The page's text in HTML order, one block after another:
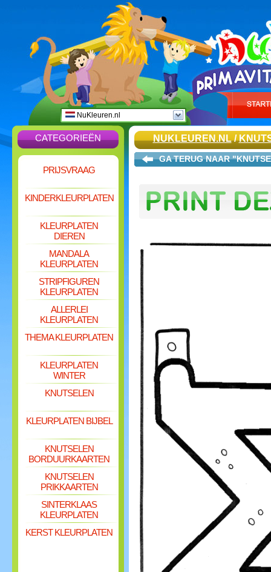
NuKleuren.nl
CATEGORIEËN
PRIJSVRAAG
KINDERKLEURPLATEN
KLEURPLATEN
DIEREN
MANDALA
KLEURPLATEN
STRIPFIGUREN
KLEURPLATEN
ALLERLEI
KLEURPLATEN
THEMA KLEURPLATEN
KLEURPLATEN
WINTER
KNUTSELEN
KLEURPLATEN BIJBEL
KNUTSELEN
BORDUURKAARTEN
KNUTSELEN
PRIKKAARTEN
SINTERKLAAS
KLEURPLATEN
KERST KLEURPLATEN
NUKLEUREN.NL/
GA TERUG NAAR